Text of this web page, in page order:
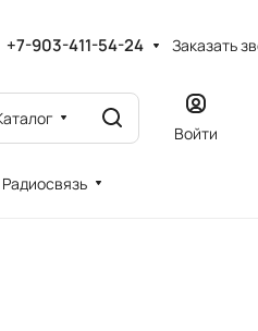
+7-903-411-54-24 Заказать
Войти
Радиосвязь